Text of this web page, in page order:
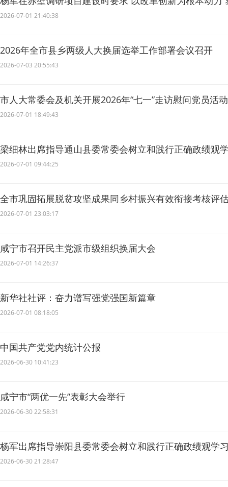
2026-07-01 21:40:38
2026年全市县乡两级人大换届选举工作部署会议召开
2026-07-03 20:55:43
市人大常委会及机关开展2026年“七一”走访慰问党员活动
2026-07-01 18:49:43
梁细林出席指导通山县委常委会树立和践行正确政绩观
2026-07-01 09:44:25
全市巩固拓展脱贫攻坚成果同乡村振兴有效衔接考核评
2026-07-01 23:03:17
咸宁市召开民主党派市级组织换届大会
2026-07-01 14:26:37
新华社社评：奋力谱写强党强国新篇章
2026-07-01 08:18:05
中国共产党党内统计公报
2026-06-30 10:41:23
咸宁市“两优一先”表彰大会举行
2026-06-30 22:58:31
杨军出席指导崇阳县委常委会树立和践行正确政绩观学
2026-06-30 21:28:47